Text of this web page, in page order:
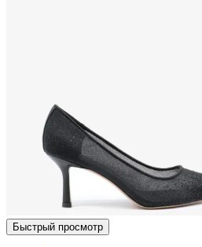
Быстрый просмотр